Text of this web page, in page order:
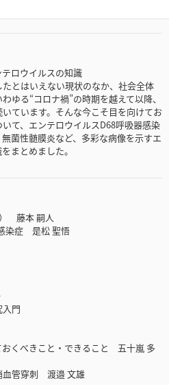
ロウイルスの知識
とはいえない現状のなか、社会全体
ゆる“コロナ禍”の時期を越えて以降、
ています。そんな今こそ目を向けてお
て、エンテロウイルスD68呼吸器感染
菌性髄膜炎など、多彩な病像を示すエ
まとめました。
藤本 嗣人
染症 是松 聖悟
門
くべきこと・できること 五十嵐 多
血管穿刺 渡邉 文雄